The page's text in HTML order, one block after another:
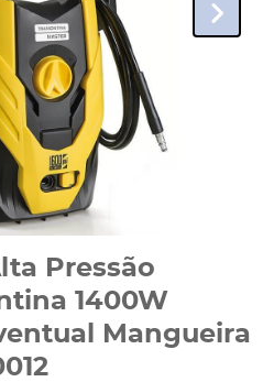
Pressão
1400W
Mangueira